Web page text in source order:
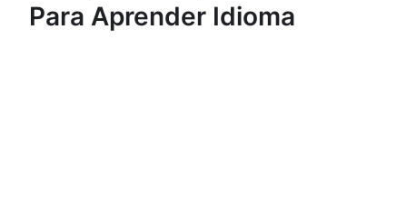
Para Aprender Idioma